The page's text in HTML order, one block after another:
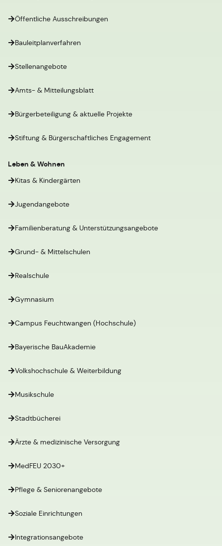
Öffentliche Ausschreibungen
Bauleitplanverfahren
Stellenangebote
Amts- & Mitteilungsblatt
Bürgerbeteiligung & aktuelle Projekte
Stiftung & Bürgerschaftliches Engagement
Leben & Wohnen
Kitas & Kindergärten
Jugendangebote
Familienberatung & Unterstützungsangebote
Grund- & Mittelschulen
Realschule
Gymnasium
Campus Feuchtwangen (Hochschule)
Bayerische BauAkademie
Volkshochschule & Weiterbildung
Musikschule
Stadtbücherei
Ärzte & medizinische Versorgung
MedFEU 2030+
Pflege & Seniorenangebote
Soziale Einrichtungen
Integrationsangebote